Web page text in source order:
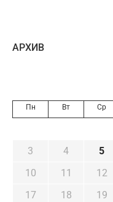
AРХИВ
Пн Вт Ср
3
4 5
10
11 12
17
18 19